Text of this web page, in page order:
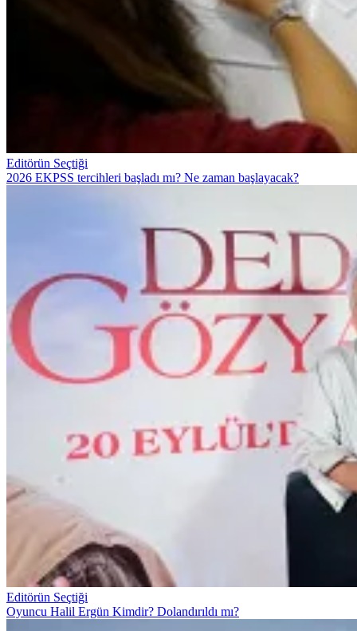
Editörün Seçtiği
2026 EKPSS tercihleri başladı mı? Ne zaman başlayacak?
Editörün Seçtiği
Oyuncu Halil Ergün Kimdir? Dolandırıldı mı?